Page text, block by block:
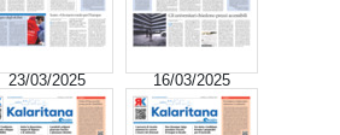
23/03/2025 16/03/2025